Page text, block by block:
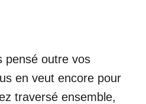
pensé outre vos
en veut encore pour
traversé ensemble,